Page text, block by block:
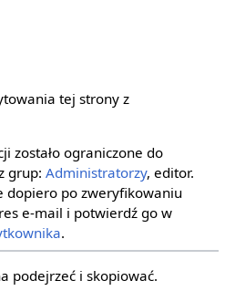
tej strony z
zostało ograniczone do
grup:Administratorzy, editor.
dopiero po zweryfikowaniu
e‐mail i potwierdź go w
.
podejrzeć i skopiować.